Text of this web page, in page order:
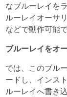
なブルーレイを
ルーレイオーサ
などで動作可能
ブルーレイをオ
では、このブル
ードし、インス
ルーレイへ書き